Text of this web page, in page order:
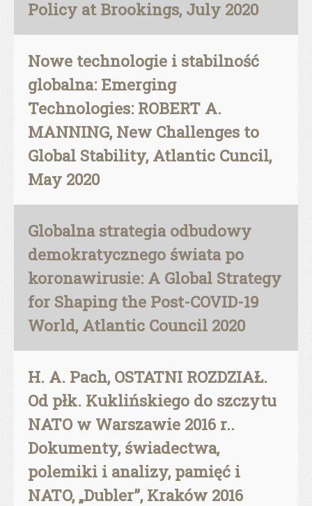
Policy at Brookings, July 2020
Nowe technologie i stabilność
globalna: Emerging
Technologies: ROBERT A.
MANNING, New Challenges to
Global Stability, Atlantic Cuncil,
May 2020
Globalna strategia odbudowy
demokratycznego świata po
koronawirusie: A Global Strategy
for Shaping the Post-COVID-19
World, Atlantic Council 2020
H. A. Pach, OSTATNI ROZDZIAŁ.
Od płk. Kuklińskiego do szczytu
NATO w Warszawie 2016 r..
Dokumenty, świadectwa,
polemiki i analizy, pamięć i
NATO, „Dubler”, Kraków 2016